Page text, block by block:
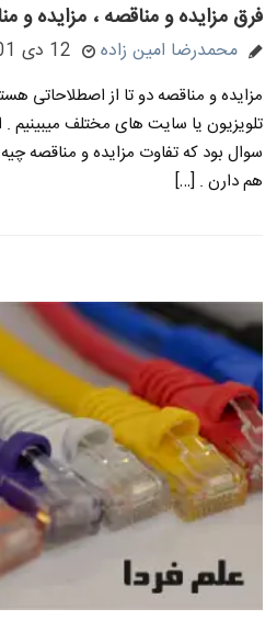
فرق مزایده و مناقصه ، مزایده و
محمدرضا امین زاده 12 دی 1401
مزایده و مناقصه دو تا از اصطلاحاتی
تلویزیون یا سایت های مختلف
سوال بود که تفاوت مزایده و مناقصه
هم دارن . […]